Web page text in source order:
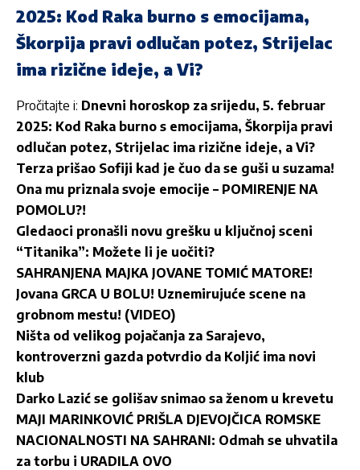
2025: Kod Raka burno s emocijama,
Škorpija pravi odlučan potez, Strijelac
ima rizične ideje, a Vi?
Pročitajte i: Dnevni horoskop za srijedu, 5. februar
2025: Kod Raka burno s emocijama, Škorpija pravi
odlučan potez, Strijelac ima rizične ideje, a Vi?
Terza prišao Sofiji kad je čuo da se guši u suzama!
Ona mu priznala svoje emocije – POMIRENJE NA
POMOLU?!
Gledaoci pronašli novu grešku u ključnoj sceni
“Titanika”: Možete li je uočiti?
SAHRANJENA MAJKA JOVANE TOMIĆ MATORE!
Jovana GRCA U BOLU! Uznemirujuće scene na
grobnom mestu! (VIDEO)
Ništa od velikog pojačanja za Sarajevo,
kontroverzni gazda potvrdio da Koljić ima novi
klub
Darko Lazić se golišav snimao sa ženom u krevetu
MAJI MARINKOVIĆ PRIŠLA DJEVOJČICA ROMSKE
NACIONALNOSTI NA SAHRANI: Odmah se uhvatila
za torbu i URADILA OVO